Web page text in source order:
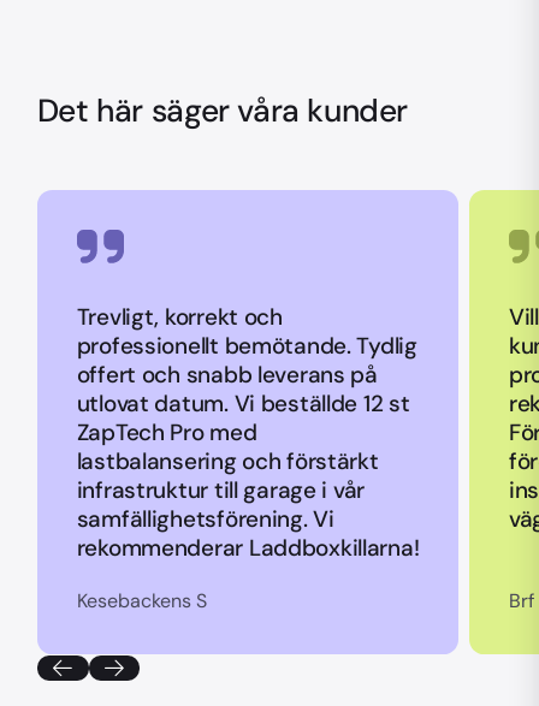
Det här säger våra kunder
Trevligt, korrekt och
professionellt bemötande. Tydlig
offert och snabb leverans på
utlovat datum. Vi beställde 12 st
ZapTech Pro med
lastbalansering och förstärkt
infrastruktur till garage i vår
samfällighetsförening. Vi
rekommenderar Laddboxkillarna!
Kesebackens S Brf